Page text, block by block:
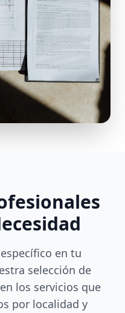
en tu
selección de
los servicios que
por localidad y